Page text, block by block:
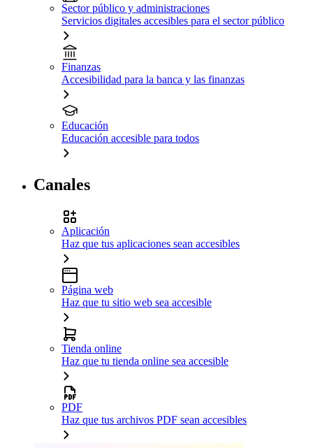
Sector público y administraciones
Servicios digitales accesibles para el sector público
Finanzas
Accesibilidad para la banca y las finanzas
Educación
Educación accesible para todos
Canales
Aplicación
Haz que tus aplicaciones sean accesibles
Página web
Haz que tu sitio web sea accesible
Tienda online
Haz que tu tienda online sea accesible
PDF
Haz que tus archivos PDF sean accesibles